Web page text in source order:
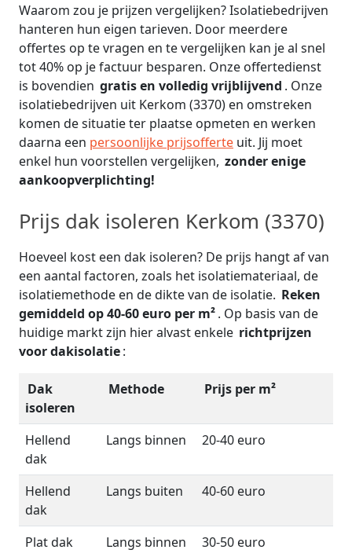
Waarom zou je prijzen vergelijken? Isolatiebedrijven
hanteren hun eigen tarieven. Door meerdere
offertes op te vragen en te vergelijken kan je al snel
tot 40% op je factuur besparen. Onze offertedienst
is bovendien gratis en volledig vrijblijvend . Onze
isolatiebedrijven uit Kerkom (3370) en omstreken
komen de situatie ter plaatse opmeten en werken
daarna een persoonlijke prijsofferte uit. Jij moet
enkel hun voorstellen vergelijken, zonder enige
aankoopverplichting!
Prijs dak isoleren Kerkom (3370)
Hoeveel kost een dak isoleren? De prijs hangt af van
een aantal factoren, zoals het isolatiemateriaal, de
isolatiemethode en de dikte van de isolatie. Reken
gemiddeld op 40-60 euro per m². Op basis van de
huidige markt zijn hier alvast enkele richtprijzen
voor dakisolatie:
Dak
isoleren
Methode Prijs per m²
Hellend
dak
Langs binnen 20-40 euro
Hellend
dak
Langs buiten 40-60 euro
Plat dak Langs binnen
30-50 euro